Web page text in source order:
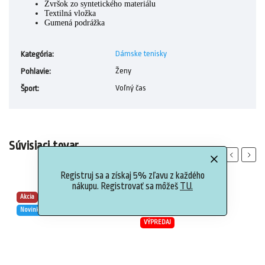
Registruj sa a získaj 5% zľavu z každého
nákupu. Registrovať sa môžeš TU.
Zvršok zo syntetického materiálu
Textilná vložka
Gumená podrážka
Kategória:
Dámske tenisky
Pohlavie:
Ženy
Šport: Voľný čas
Súvisiaci tovar
Previous
Akcia
Novinka
VÝPREDAJ
Next